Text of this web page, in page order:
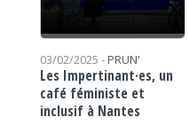
03/02/2025 - PRUN'
Les Impertinant·es, un
café féministe et
inclusif à Nantes